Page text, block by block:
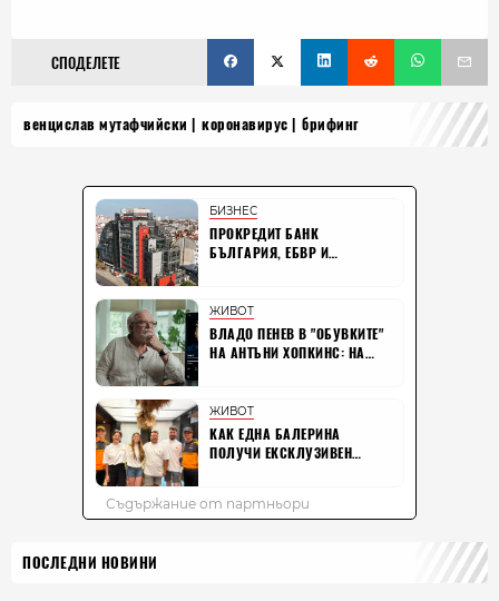
СПОДЕЛЕТЕ
венцислав мутафчийски коронавирус брифинг
ПОСЛЕДНИ НОВИНИ